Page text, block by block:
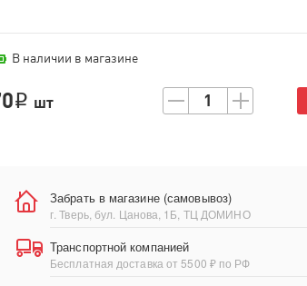
В наличии в магазине
i шт 1
Забрать в магазине (самовывоз)
г. Тверь, бул. Цанова, 1Б, ТЦ ДОМИНО
Транспортной компанией
Бесплатная доставка от 5500 ₽ по РФ